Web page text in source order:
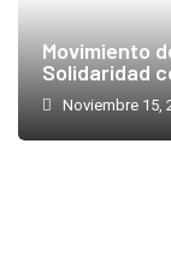
Movimiento
Solidaridad
Noviembre 15,